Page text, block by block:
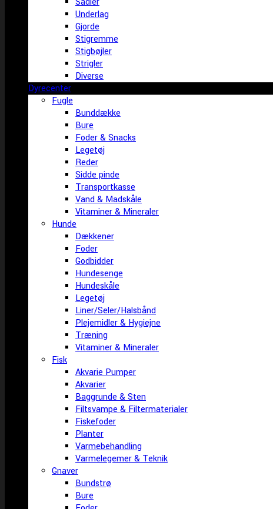
Underlag
Gjorde
Stigremme
Stigbøjler
Strigler
Diverse
Dyrecenter
Fugle
Bunddække
Bure
Foder & Snacks
Legetøj
Reder
Sidde pinde
Transportkasse
Vand & Madskåle
Vitaminer & Mineraler
Hunde
Dækkener
Foder
Godbidder
Hundesenge
Hundeskåle
Legetøj
Liner/Seler/Halsbånd
Plejemidler & Hygiejne
Træning
Vitaminer & Mineraler
Fisk
Akvarie Pumper
Akvarier
Baggrunde & Sten
Filtsvampe & Filtermaterialer
Fiskefoder
Planter
Varmebehandling
Varmelegemer & Teknik
Gnaver
Bundstrø
Bure